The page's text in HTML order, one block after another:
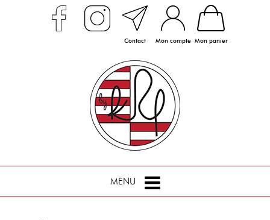
Contact Mon compte Mon panier
MENU